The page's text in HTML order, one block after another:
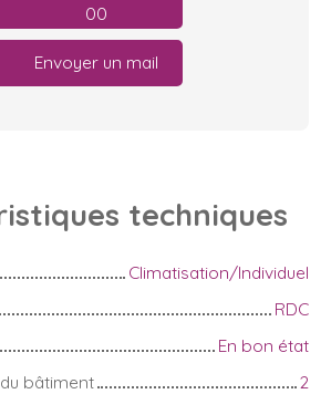
00
Envoyer un mail
techniques
Climatisation/Individuel
RDC
En bon état
bâtiment
2